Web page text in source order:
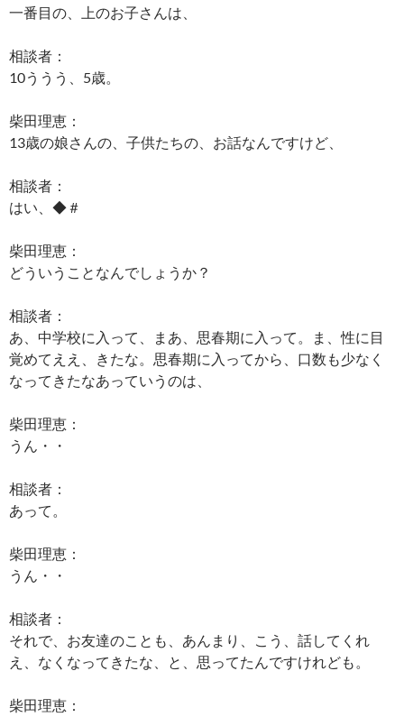
一番目の、上のお子さんは、
相談者：
10ううう、5歳。
柴田理恵：
13歳の娘さんの、子供たちの、お話なんですけど、
相談者：
はい、◆＃
柴田理恵：
どういうことなんでしょうか？
相談者：
あ、中学校に入って、まあ、思春期に入って。ま、性に目
覚めてええ、きたな。思春期に入ってから、口数も少なく
なってきたなあっていうのは、
柴田理恵：
うん・・
相談者：
あって。
柴田理恵：
うん・・
相談者：
それで、お友達のことも、あんまり、こう、話してくれ
え、なくなってきたな、と、思ってたんですけれども。
柴田理恵：